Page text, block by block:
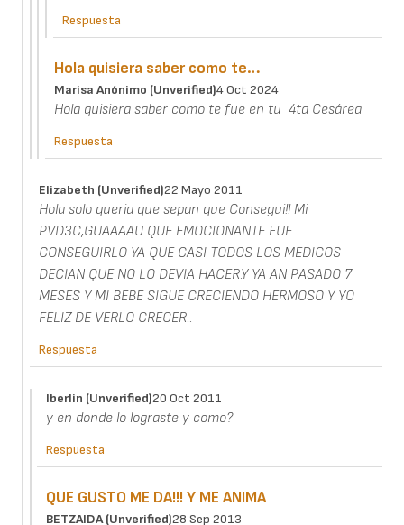
Respuesta
Hola quisiera saber como te…
Marisa Anónimo (unverified)4 Oct 2024
Hola quisiera saber como te fue en tu 4ta Cesárea
Respuesta
Elizabeth (unverified)22 Mayo 2011
Hola solo queria que sepan que Consegui!! Mi
PVD3C,GUAAAAU QUE EMOCIONANTE FUE
CONSEGUIRLO YA QUE CASI TODOS LOS MEDICOS
DECIAN QUE NO LO DEVIA HACER.Y YA AN PASADO 7
MESES Y MI BEBE SIGUE CRECIENDO HERMOSO Y YO
FELIZ DE VERLO CRECER..
Respuesta
Iberlin (unverified)20 Oct 2011
y en donde lo lograste y como?
Respuesta
QUE GUSTO ME DA!!! Y ME ANIMA
BETZAIDA (unverified)28 Sep 2013